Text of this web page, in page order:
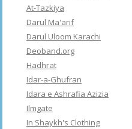
At-Tazkiya
Darul Ma'arif
Darul Uloom Karachi
Deoband.org
Hadhrat
Idar-a-Ghufran
Idara e Ashrafia Azizia
Ilmgate
In Shaykh's Clothing